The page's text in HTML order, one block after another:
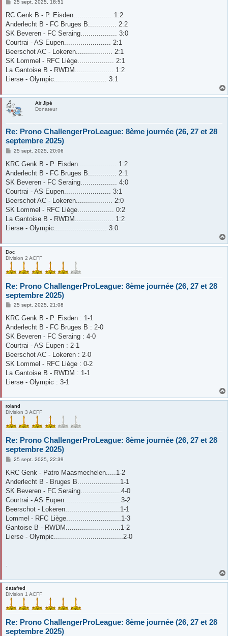
M
s
a
g
25 sept. 2025, 18:51
RC Genk B - P. Eisden................... 1:2
Anderlecht B - FC Bruges B.............. 2:2
SK Beveren - FC Seraing.................. 3:0
Courtrai - AS Eupen....................... 2:1
Beerschot AC - Lokeren.................. 2:1
SK Lommel - RFC Liège.................. 2:1
La Gantoise B - RWDM................... 1:2
Lierse - Olympic.......................... 3:1
Air Jipé
Donateur
Re: Prono ChallengerProLeague: 8ème journée (26, 27 et 28
septembre 2025)
M
s
a
g
25 sept. 2025, 20:06
KRC Genk B - P. Eisden................... 1:2
Anderlecht B - FC Bruges B.............. 2:1
SK Beveren - FC Seraing.................. 4:0
Courtrai - AS Eupen....................... 3:1
Beerschot AC - Lokeren.................. 2:0
SK Lommel - RFC Liège.................. 0:2
La Gantoise B - RWDM................... 1:2
Lierse - Olympic.......................... 3:0
Doc
Division 2 ACFF
Re: Prono ChallengerProLeague: 8ème journée (26, 27 et 28
septembre 2025)
M
s
a
g
25 sept. 2025, 21:08
KRC Genk B - P. Eisden : 1-1
Anderlecht B - FC Bruges B : 2-0
SK Beveren - FC Seraing : 4-0
Courtrai - AS Eupen : 2-1
Beerschot AC - Lokeren : 2-0
SK Lommel - RFC Liège : 0-2
La Gantoise B - RWDM : 1-1
Lierse - Olympic : 3-1
roland
Division 3 ACFF
Re: Prono ChallengerProLeague: 8ème journée (26, 27 et 28
septembre 2025)
M
s
a
g
25 sept. 2025, 22:39
KRC Genk - Patro Maasmechelen.....1-2
Anderlecht B - Bruges B.....................1-1
SK Beveren - FC Seraing....................4-0
Courtrai - AS Eupen............................3-2
Beerschot - Lokeren...........................1-1
Lommel - RFC Liège...........................1-3
Gantoise B - RWDM...........................1-2
Lierse - Olympic..................................2-0
datafred
Division 1 ACFF
Re: Prono ChallengerProLeague: 8ème journée (26, 27 et 28
septembre 2025)